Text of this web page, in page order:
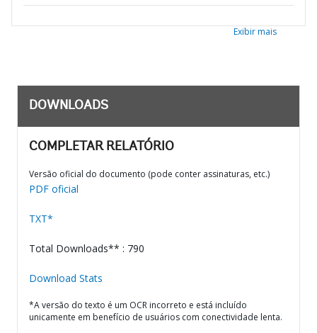
Exibir mais
DOWNLOADS
COMPLETAR RELATÓRIO
Versão oficial do documento (pode conter assinaturas, etc.)
PDF oficial
TXT*
Total Downloads** : 790
Download Stats
*A versão do texto é um OCR incorreto e está incluído
unicamente em benefício de usuários com conectividade lenta.